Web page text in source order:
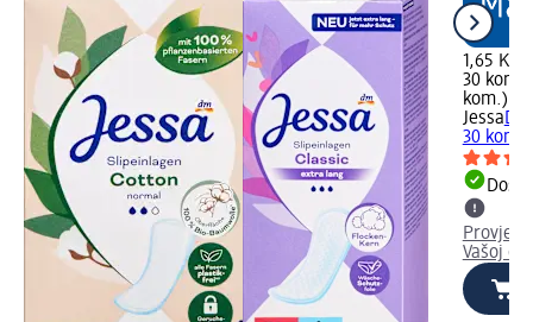
1,65 KM
30 kom.
kom.)
Jessa
30 kom.
Vašoj